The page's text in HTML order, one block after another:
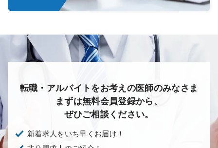
転職・アルバイトをお考えの医師のみなさま
まずは無料会員登録から、
ぜひご相談ください。
新着求人をいち早くお届け！